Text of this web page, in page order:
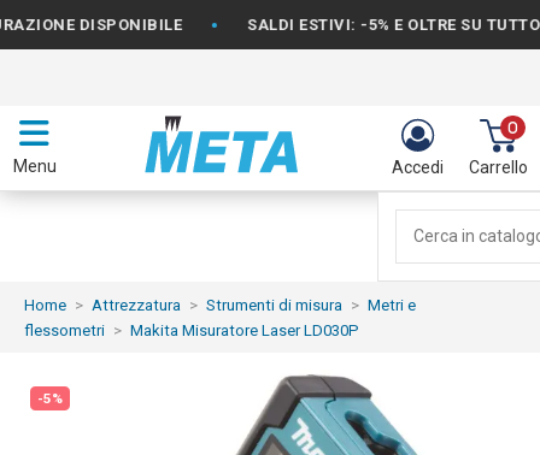
DISPONIBILE • SALDI ESTIVI: -5% E OLTRE SU TUTTO IL
Menu Accedi
0
Carrello
Home Attrezzatura Strumenti di misura
Metri e
flessometri
Makita Misuratore Laser LD030P
-5%